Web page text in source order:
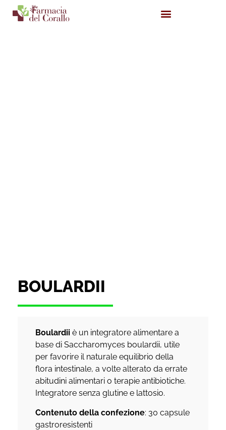
BOULARDII
Boulardii è un integratore alimentare a
base di Saccharomyces boulardii, utile
per favorire il naturale equilibrio della
flora intestinale, a volte alterato da errate
abitudini alimentari o terapie antibiotiche.
Integratore senza glutine e lattosio.
Contenuto della confezione: 30 capsule
gastroresistenti